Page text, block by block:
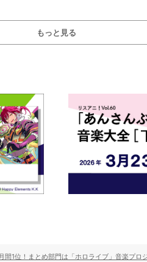
もっと見る
間1位！まとめ部門は「ホロライブ」音楽プ